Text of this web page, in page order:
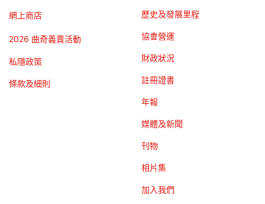
網上商店
2026 曲奇義賣活動
私隱政策
條款及細則
歷史及發展里程
協會營運
財政狀況
註冊證書
年報
媒體及新聞
刊物
相片集
加入我們